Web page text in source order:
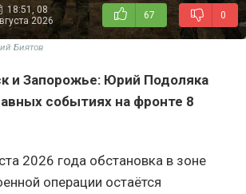
18:51, 08
2026
67 0
Биятов
и Запорожье: Юрий Подоляка
событиях на фронте 8
2026 года обстановка в зоне
операции остаётся